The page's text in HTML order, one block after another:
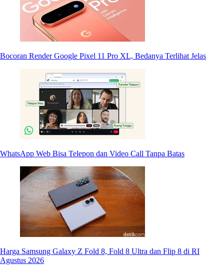
Bocoran Render Google Pixel 11 Pro XL, Bedanya Terlihat Jelas
WhatsApp Web Bisa Telepon dan Video Call Tanpa Batas
Harga Samsung Galaxy Z Fold 8, Fold 8 Ultra dan Flip 8 di RI
Agustus 2026